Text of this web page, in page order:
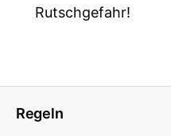
Rutschgefahr!
Regeln